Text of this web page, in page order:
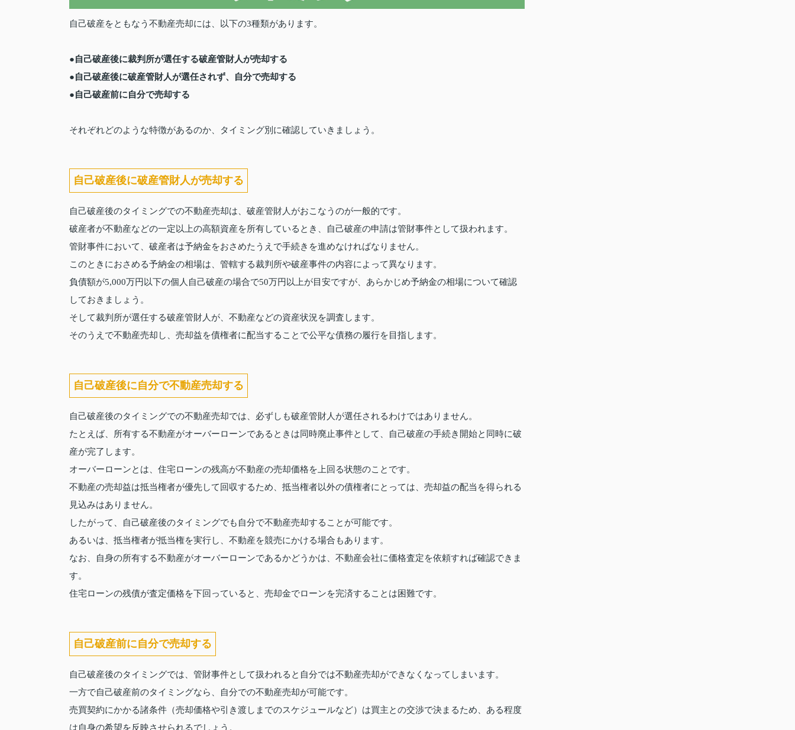
自己破産をともなう不動産売却には、以下の3種類があります。
●自己破産後に裁判所が選任する破産管財人が売却する
●自己破産後に破産管財人が選任されず、自分で売却する
●自己破産前に自分で売却する
それぞれどのような特徴があるのか、タイミング別に確認していきましょう。
自己破産後に破産管財人が売却する
自己破産後のタイミングでの不動産売却は、破産管財人がおこなうのが一般的です。
破産者が不動産などの一定以上の高額資産を所有しているとき、自己破産の申請は管財事件として扱われます。
管財事件において、破産者は予納金をおさめたうえで手続きを進めなければなりません。
このときにおさめる予納金の相場は、管轄する裁判所や破産事件の内容によって異なります。
負債額が5,000万円以下の個人自己破産の場合で50万円以上が目安ですが、あらかじめ予納金の相場について確認
しておきましょう。
そして裁判所が選任する破産管財人が、不動産などの資産状況を調査します。
そのうえで不動産売却し、売却益を債権者に配当することで公平な債務の履行を目指します。
自己破産後に自分で不動産売却する
自己破産後のタイミングでの不動産売却では、必ずしも破産管財人が選任されるわけではありません。
たとえば、所有する不動産がオーバーローンであるときは同時廃止事件として、自己破産の手続き開始と同時に破
産が完了します。
オーバーローンとは、住宅ローンの残高が不動産の売却価格を上回る状態のことです。
不動産の売却益は抵当権者が優先して回収するため、抵当権者以外の債権者にとっては、売却益の配当を得られる
見込みはありません。
したがって、自己破産後のタイミングでも自分で不動産売却することが可能です。
あるいは、抵当権者が抵当権を実行し、不動産を競売にかける場合もあります。
なお、自身の所有する不動産がオーバーローンであるかどうかは、不動産会社に価格査定を依頼すれば確認できま
す。
住宅ローンの残債が査定価格を下回っていると、売却金でローンを完済することは困難です。
自己破産前に自分で売却する
自己破産後のタイミングでは、管財事件として扱われると自分では不動産売却ができなくなってしまいます。
一方で自己破産前のタイミングなら、自分での不動産売却が可能です。
売買契約にかかる諸条件（売却価格や引き渡しまでのスケジュールなど）は買主との交渉で決まるため、ある程度
は自身の希望を反映させられるでしょう。